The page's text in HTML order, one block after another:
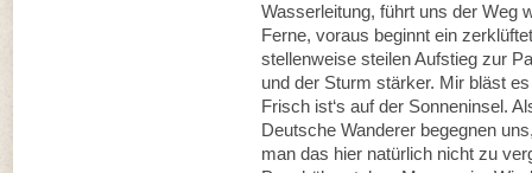
Wasserleitung, führt uns der Weg
Ferne, voraus beginnt ein
stellenweise steilen Aufstieg zur
und der Sturm stärker. Mir bläst
Frisch ist‘s auf der Sonneninsel.
Deutsche Wanderer begegnen
man das hier natürlich nicht zu